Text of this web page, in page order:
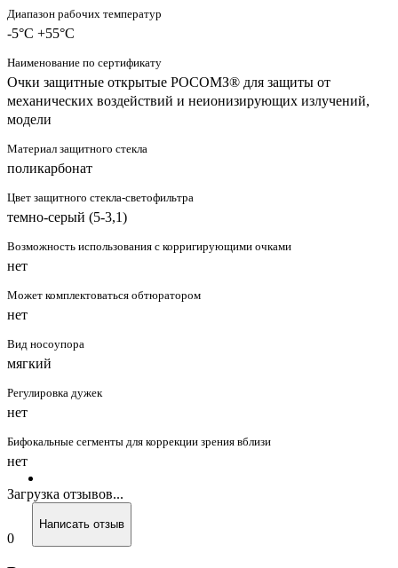
Диапазон рабочих температур
-5°C +55°C
Наименование по сертификату
Очки защитные открытые РОСОМЗ® для защиты от
механических воздействий и неионизирующих излучений,
модели
Материал защитного стекла
поликарбонат
Цвет защитного стекла-светофильтра
темно-серый (5-3,1)
Возможность использования с корригирующими очками
нет
Может комплектоваться обтюратором
нет
Вид носоупора
мягкий
Регулировка дужек
нет
Бифокальные сегменты для коррекции зрения вблизи
нет
Загрузка отзывов...
0
Написать отзыв